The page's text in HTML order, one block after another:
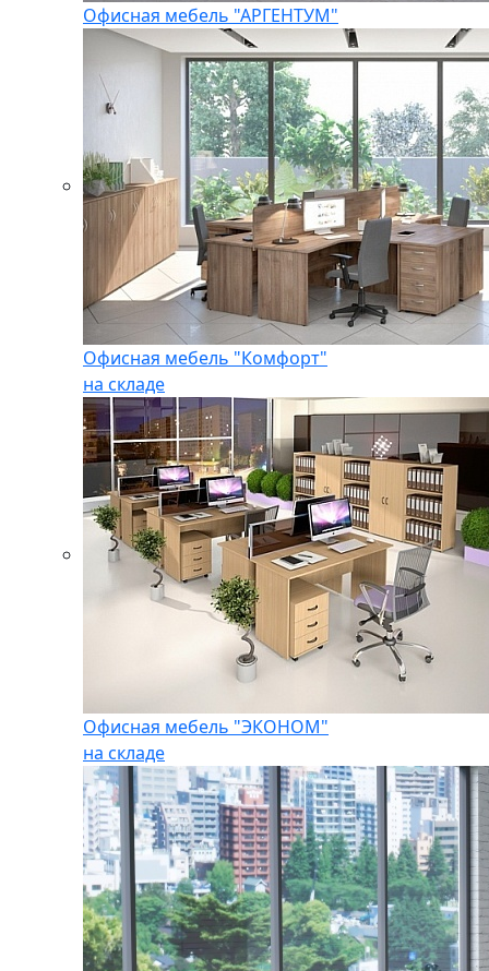
Офисная мебель "АРГЕНТУМ"
Офисная мебель "Комфорт"
на складе
Офисная мебель "ЭКОНОМ"
на складе